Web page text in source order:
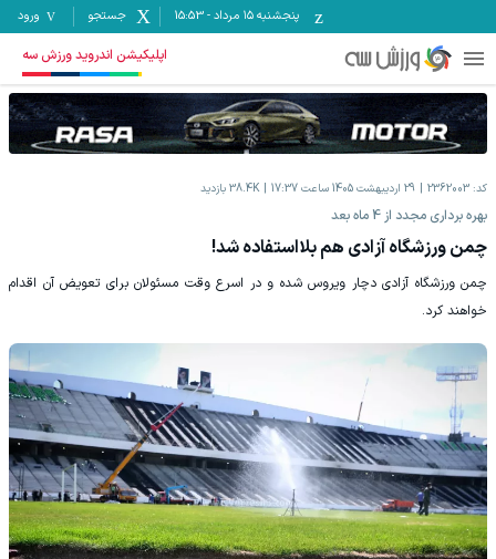
پنجشنبه ۱۵ مرداد -
15:53 جستجو ورود
اپلیکیشن اندروید ورزش سه
کد: 2362003 29 اردیبهشت 1405 ساعت 17:37 38.4K بازدید
بهره برداری مجدد از 4 ماه بعد
چمن ورزشگاه آزادی هم بلااستفاده شد!
چمن ورزشگاه آزادی دچار ویروس شده و در اسرع وقت مسئولان برای تعویض آن اقدام
خواهند کرد.